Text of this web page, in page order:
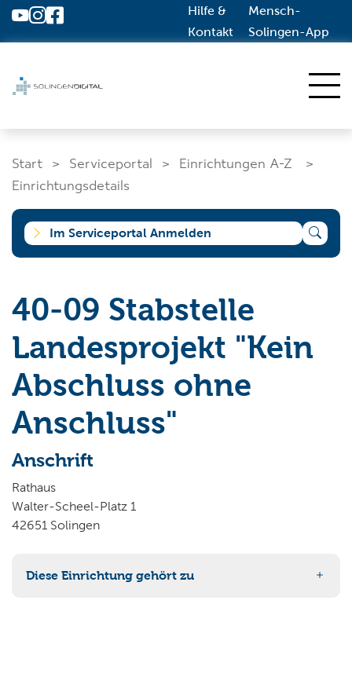
Zum Hauptinhalt springen
Hilfe &
Kontakt
Mensch-
Solingen-App
Dienstleistungen A-Z
Solingen.de
Start Serviceportal
Einrichtungen A-Z
Einrichtungsdetails
Im Serviceportal Anmelden
Was suchen Sie?
40-09 Stabstelle
Landesprojekt "Kein
Abschluss ohne
Anschluss"
Anschrift
Rathaus
Walter-Scheel-Platz 1
42651 Solingen
Diese Einrichtung gehört zu